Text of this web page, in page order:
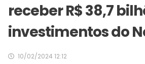
receber R$ 38,7
investimentos do
10/02/2024 12:12